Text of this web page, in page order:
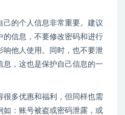
己的个人信息非常重要。建议
的信息，不要修改密码和进行
响他人使用。同时，也不要泄
息，这也是保护自己信息的一
很多优惠和福利，但同样也需
如：账号被盗或密码泄露，或